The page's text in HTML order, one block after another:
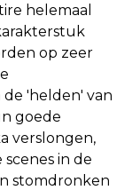
helemaal
op zeer
de 'helden' van
goede
verslongen,
in de
stomdronken